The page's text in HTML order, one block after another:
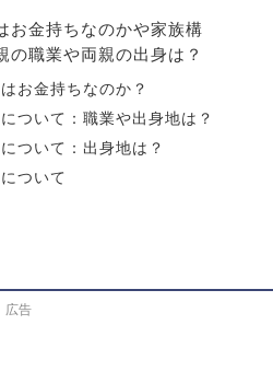
お金持ちなのかや家族構
の職業や両親の出身は？
お金持ちなのか？
ついて：職業や出身地は？
ついて：出身地は？
ついて
広告